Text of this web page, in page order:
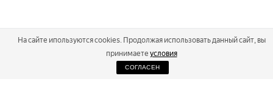
На сайте ипользуются cookies. Продолжая использовать данный сайт, вы
принимаете условия
СОГЛАСЕН